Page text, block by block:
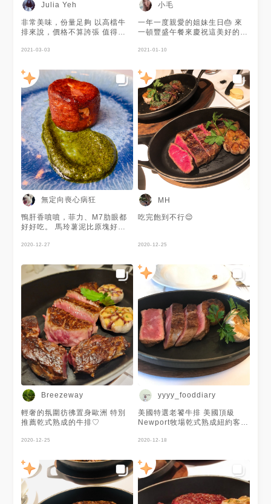
Julia Yeh
非常美味，份量足夠 以高檔牛
排來說，價格不算誇張 值得再
2021-03-03
小毛
一年一度親愛的姐妹生日🎂 來
一頓豐盛午餐來慶祝這美好的的
錢一分貨 服務人也親切 一切都
2021-01-10
無定向喪心病狂
鴨肝香噴噴，菲力、M7肋眼都
好好吃。 馬玲薯泥比原塊好，
值。
2020-12-27
MH
吃完飽到不行😌
2020-12-25
Breezeway
輕奢的氛圍彷彿置身歐洲 特別
推薦乾式熟成的牛排♡
2020-12-25
yyyy_fooddiary
美國特選老饕牛排 美國頂級
Newport牧場乾式熟成紐約客牛
和牛牛排
2020-12-18